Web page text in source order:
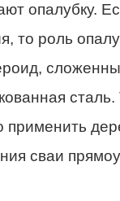
опалубку.
то роль
сталь.
применить
сваи